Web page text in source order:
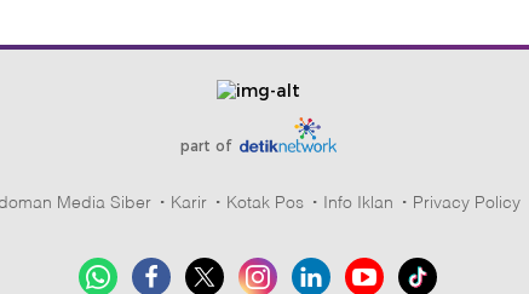
part of
Media Siber Karir Kotak Pos Info Iklan Privacy Policy